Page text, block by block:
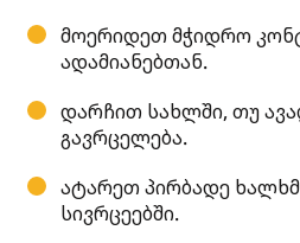
მოერიდეთ მჭიდრო
ადამიანებთან.
დარჩით სახლში, თუ
გავრცელება.
ატარეთ პირბადე
სივრცეებში.